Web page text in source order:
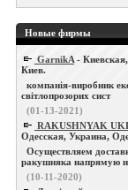
Новые фирмы
GarnikA -
Киев.
компанія-виробник
світлопрозорих сист
(01-13-2021)
RAKUSHNYAK
Одесская, Украина,
Осуществляем
ракушняка напрямую
(10-11-2020)